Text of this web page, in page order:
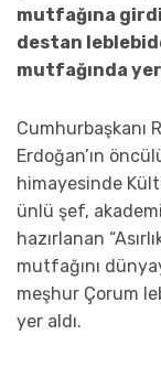
mutfağına
destan
mutfağında
Cumhurbaşkanı
Erdoğan’ın
himayesinde
ünlü şef,
hazırlanan
mutfağını
meşhur Çorum
yer aldı.